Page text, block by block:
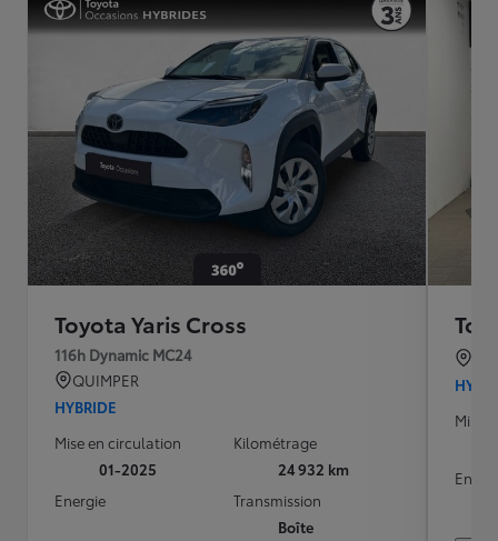
Toyota Yaris Cross
116h Dynamic MC24
QUIMPER
HYBRIDE
Mise en circulation
01-2025
Kilométrage
24 932 km
Energie
Transmission
Boîte
Mise